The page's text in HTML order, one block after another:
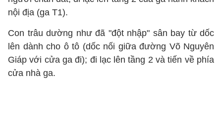
nội địa (ga T1).
Con trâu dường như đã "đột nhập" sân bay từ dốc
lên dành cho ô tô (dốc nối giữa đường Võ Nguyên
Giáp với cửa ga đi); đi lạc lên tầng 2 và tiến về phía
cửa nhà ga.